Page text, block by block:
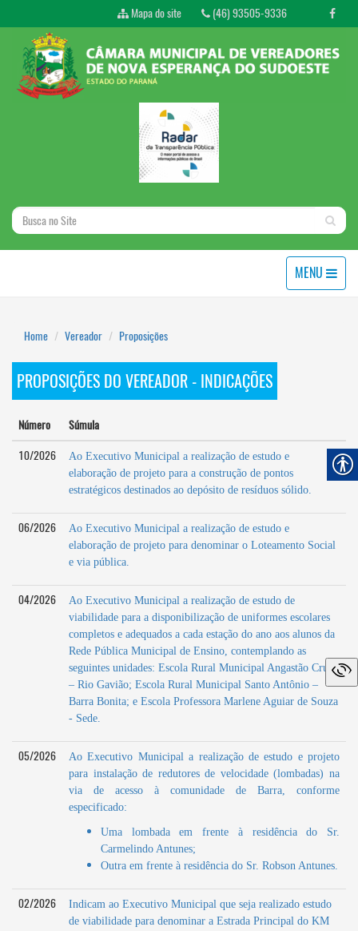
Mapa do site (46) 93505-9336
MENU
Home Vereador Proposições
PROPOSIÇÕES DO VEREADOR - INDICAÇÕES
Número
Súmula
10/2026
Ao Executivo Municipal a realização de estudo e
elaboração de projeto para a construção de pontos
estratégicos destinados ao depósito de resíduos sólido.
06/2026
Ao Executivo Municipal a realização de estudo e
elaboração de projeto para denominar o Loteamento Social
e via pública.
04/2026
Ao Executivo Municipal a realização de estudo de
viabilidade para a disponibilização de uniformes escolares
completos e adequados a cada estação do ano aos alunos da
Rede Pública Municipal de Ensino, contemplando as
seguintes unidades: Escola Rural Municipal Angastão Cruz
– Rio Gavião; Escola Rural Municipal Santo Antônio –
Barra Bonita; e Escola Professora Marlene Aguiar de Souza
- Sede.
05/2026
Ao Executivo Municipal a realização de estudo e projeto
para instalação de redutores de velocidade (lombadas) na
via de acesso à comunidade de Barra, conforme
especificado:
Uma lombada em frente à residência do Sr.
Carmelindo Antunes;
Outra em frente à residência do Sr. Robson Antunes.
02/2026
Indicam ao Executivo Municipal que seja realizado estudo
de viabilidade para denominar a Estrada Principal do KM